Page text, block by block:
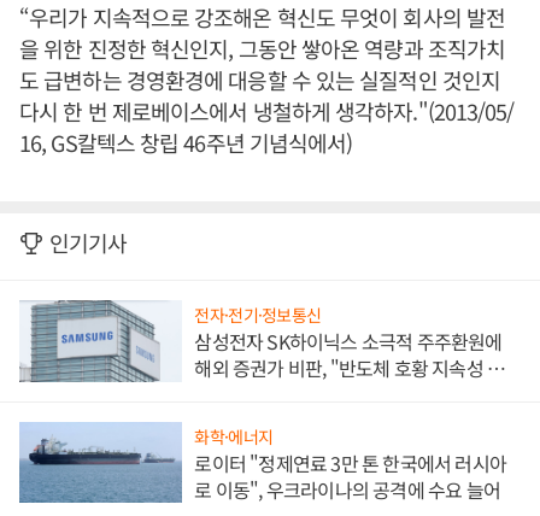
“우리가 지속적으로 강조해온 혁신도 무엇이 회사의 발전
을 위한 진정한 혁신인지, 그동안 쌓아온 역량과 조직가치
도 급변하는 경영환경에 대응할 수 있는 실질적인 것인지
다시 한 번 제로베이스에서 냉철하게 생각하자."(2013/05/
16, GS칼텍스 창립 46주년 기념식에서)
인기기사
전자·전기·정보통신
삼성전자 SK하이닉스 소극적 주주환원에
해외 증권가 비판, "반도체 호황 지속성 의
화학·에너지
로이터 "정제연료 3만 톤 한국에서 러시아
로 이동", 우크라이나의 공격에 수요 늘어